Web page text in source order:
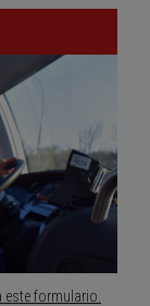
este formulario.